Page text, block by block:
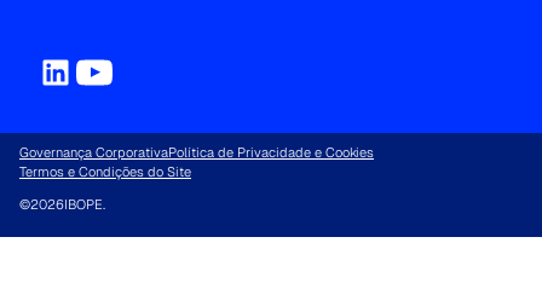
Governança CorporativaPolítica de Privacidade e Cookies
Termos e Condições do Site
©2026IBOPE.